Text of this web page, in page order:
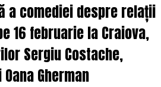
a comediei despre relații
16 februarie la Craiova,
Sergiu Costache,
Gherman